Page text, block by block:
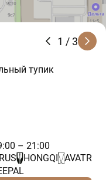
1 / 3
тупик
– 21:00
HONGQI
AVATR